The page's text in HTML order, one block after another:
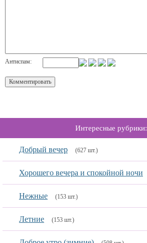
Антиспам:
Интересные рубрики:
Добрый вечер (627 шт.)
Хорошего вечера и спокойной ночи
Нежные (153 шт.)
Летние (153 шт.)